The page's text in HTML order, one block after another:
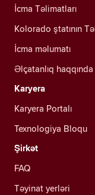
İcma Təlimatları
Kolorado ştatının
İcma məlumatı
Əlçatanlıq
Karyera
Karyera Portalı
Texnologiya Bloqu
Şirkət
FAQ
Təyinat yerləri